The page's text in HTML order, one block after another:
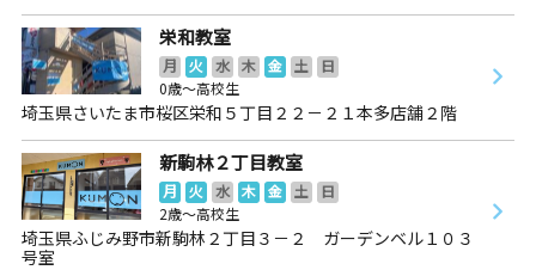
栄和教室
月 火 水 木 金 土
日
0歳～高校生
埼玉県さいたま市桜区栄和５丁目２２－２１本多店舗２階
新駒林２丁目教室
月 火 水 木 金 土
日
2歳～高校生
埼玉県ふじみ野市新駒林２丁目３－２ ガーデンベル１０３
号室